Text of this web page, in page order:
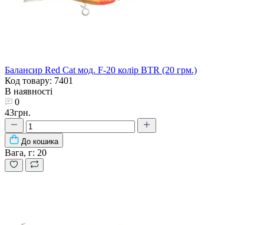
Балансир Red Cat мод. F-20 колір BTR (20 грм.)
Код товару: 7401
В наявності
0
43грн.
До кошика
Вага, г: 20